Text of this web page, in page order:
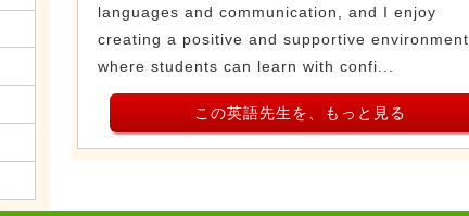
languages and communication, and I enjoy
creating a positive and supportive environment
where students can learn with confi...
この英語先生を、もっと見る